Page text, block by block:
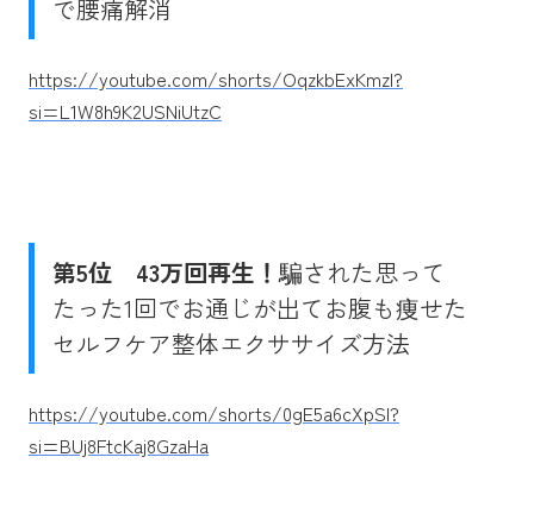
で腰痛解消
https://youtube.com/shorts/OqzkbExKmzI?
si=L1W8h9K2USNiUtzC
第5位 43万回再生！騙された思って
たった1回でお通じが出てお腹も痩せた
セルフケア整体エクササイズ方法
https://youtube.com/shorts/0gE5a6cXpSI?
si=BUj8FtcKaj8GzaHa